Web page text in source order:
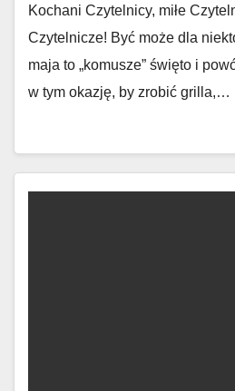
Kochani Czytelnicy, miłe
Czytelnicze! Być może dla
maja to „komusze” święto i
w tym okazję, by zrobić grilla,…